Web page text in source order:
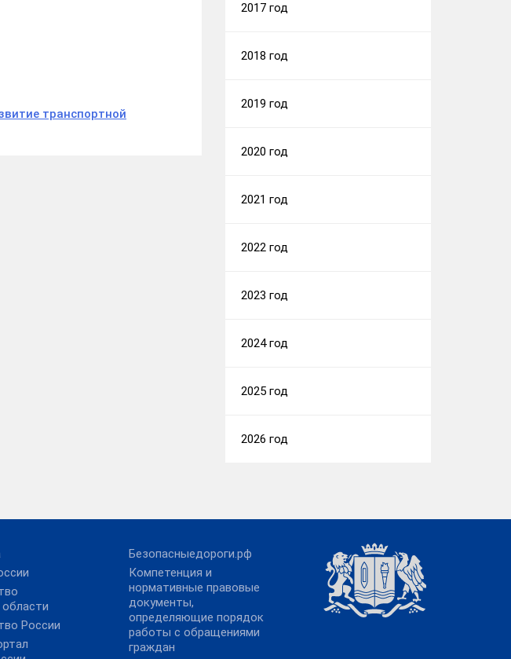
транспортной
2017 год
2018 год
2019 год
2020 год
2021 год
2022 год
2023 год
2024 год
2025 год
2026 год
России
Безопасныедороги.рф
Компетенция и
нормативные правовые
документы,
определяющие порядок
работы с обращениями
граждан